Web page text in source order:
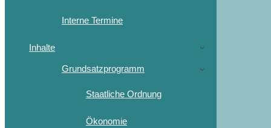
Interne Termine
Inhalte
Grundsatzprogramm
Staatliche Ordnung
Ökonomie